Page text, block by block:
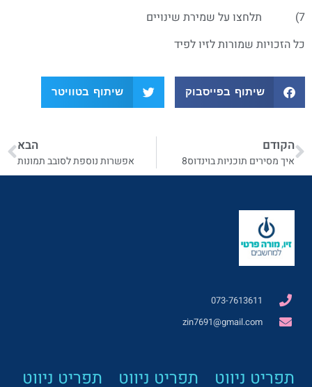
7) תלחצו על שמירת שינויים
כל הזכויות שמורות לזיו לפיד
שיתוף בפייסבוק שיתוף בטוויטר
הקודם
איך מסירים תוכניות בוינדוס8
הבא
אפשרות נוספת לסובב תמונות
073-7613611
zin7691@gmail.com
תפריט ניווט תפריט ניווט תפריט ניווט